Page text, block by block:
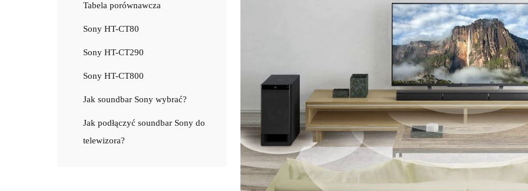
Tabela porównawcza
Sony HT-CT80
Sony HT-CT290
Sony HT-CT800
Jak soundbar Sony wybrać?
Jak podłączyć soundbar Sony do
telewizora?